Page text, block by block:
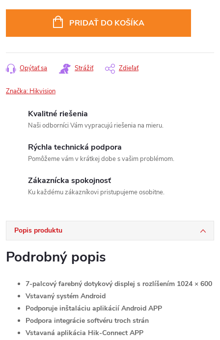
PRIDAŤ DO KOŠÍKA
Opýtať sa Strážiť Zdieľať
Značka: Hikvision
Kvalitné riešenia
Naši odborníci Vám vypracujú riešenia na mieru.
Rýchla technická podpora
Pomôžeme vám v krátkej dobe s vašim problémom.
Zákaznícka spokojnosť
Ku každému zákazníkovi pristupujeme osobitne.
Popis produktu
Podrobný popis
7-palcový farebný dotykový displej s rozlíšením 1024 × 600
Vstavaný systém Android
Podporuje inštaláciu aplikácií Android APP
Podpora integrácie softvéru troch strán
Vstavaná aplikácia Hik-Connect APP